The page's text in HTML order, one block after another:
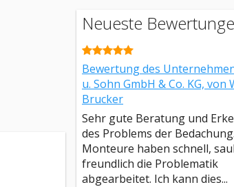
Neueste
Bewertung des
u. Sohn GmbH & Co. KG, von
Brucker
Sehr gute Beratung und
des Problems der Bedachung.
Monteure haben schnell,
freundlich die Problematik
abgearbeitet. Ich kann dies...